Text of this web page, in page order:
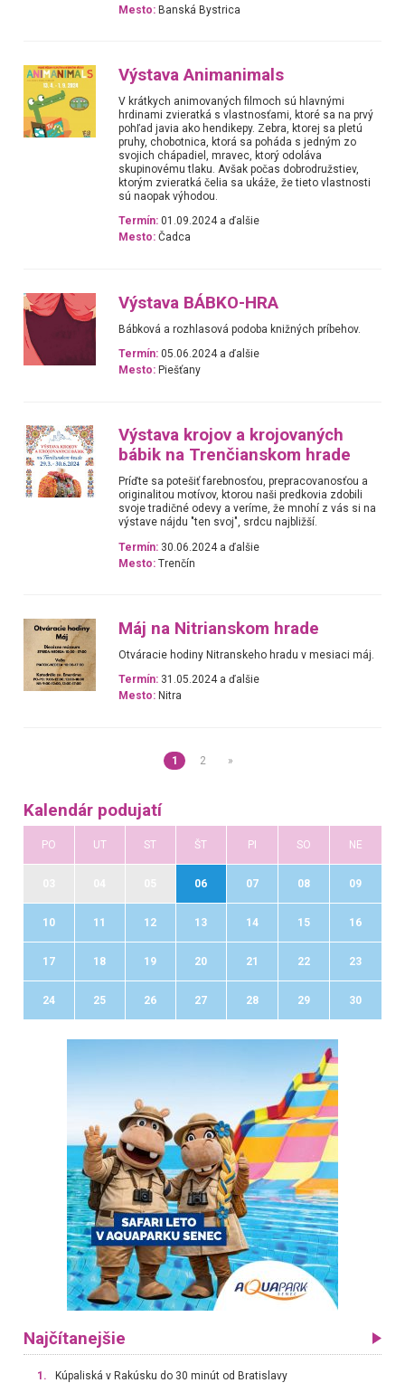
Mesto: Banská Bystrica
Výstava Animanimals
V krátkych animovaných filmoch sú hlavnými
hrdinami zvieratká s vlastnosťami, ktoré sa na prvý
pohľad javia ako hendikepy. Zebra, ktorej sa pletú
pruhy, chobotnica, ktorá sa poháda s jedným zo
svojich chápadiel, mravec, ktorý odoláva
skupinovému tlaku. Avšak počas dobrodružstiev,
ktorým zvieratká čelia sa ukáže, že tieto vlastnosti
sú naopak výhodou.
Termín: 01.09.2024 a ďalšie
Mesto: Čadca
Výstava BÁBKO-HRA
Bábková a rozhlasová podoba knižných príbehov.
Termín: 05.06.2024 a ďalšie
Mesto: Piešťany
Výstava krojov a krojovaných
bábik na Trenčianskom hrade
Príďte sa potešiť farebnosťou, prepracovanosťou a
originalitou motívov, ktorou naši predkovia zdobili
svoje tradičné odevy a veríme, že mnohí z vás si na
výstave nájdu "ten svoj", srdcu najbližší.
Termín: 30.06.2024 a ďalšie
Mesto: Trenčín
Máj na Nitrianskom hrade
Otváracie hodiny Nitranskeho hradu v mesiaci máj.
Termín: 31.05.2024 a ďalšie
Mesto: Nitra
1 2 »
Kalendár podujatí
PO UT ST ŠT PI SO NE
06 07 08 09
10 11 12 13 14 15 16
17 18 19 20 21 22 23
24 25 26 27 28 29 30
Najčítanejšie
1. Kúpaliská v Rakúsku do 30 minút od Bratislavy